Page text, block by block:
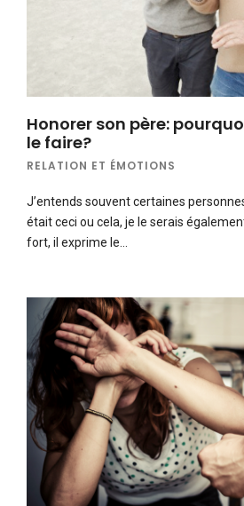
Honorer son père:
le faire?
RELATION ET ÉMOTIONS
J’entends souvent certaines
était ceci ou cela, je le serais
fort, il exprime le…